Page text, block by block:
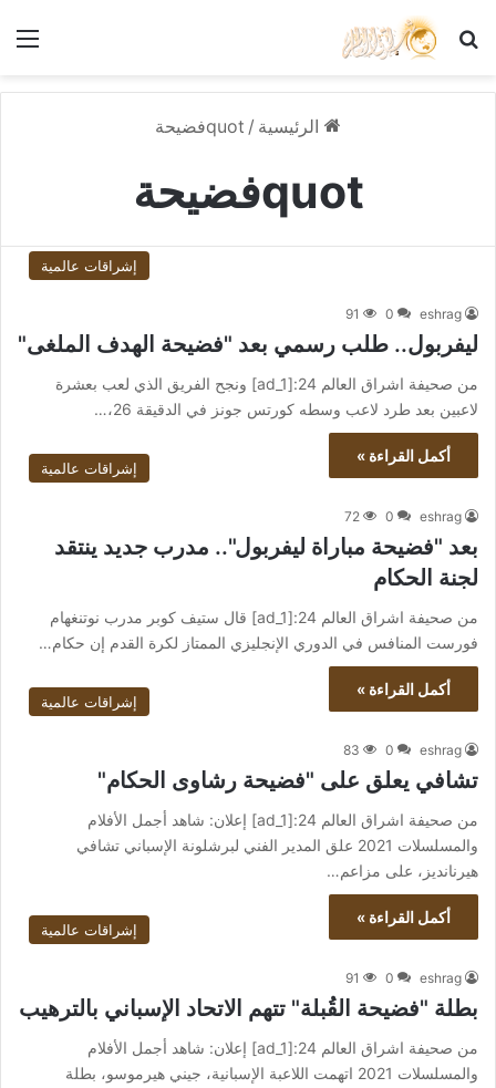
بحث عن
الرئيسية / quotفضيحة
quotفضيحة
إشراقات عالمية
eshrag
0
91
ليفربول.. طلب رسمي بعد "فضيحة الهدف الملغى"
من صحيفة اشراق العالم 24:[ad_1] ونجح الفريق الذي لعب بعشرة
لاعبين بعد طرد لاعب وسطه كورتس جونز في الدقيقة 26،…
أكمل القراءة »
إشراقات عالمية
eshrag
0
72
بعد "فضيحة مباراة ليفربول".. مدرب جديد ينتقد
لجنة الحكام
من صحيفة اشراق العالم 24:[ad_1] قال ستيف كوبر مدرب نوتنغهام
فورست المنافس في الدوري الإنجليزي الممتاز لكرة القدم إن حكام…
أكمل القراءة »
إشراقات عالمية
eshrag
0
83
تشافي يعلق على "فضيحة رشاوى الحكام"
من صحيفة اشراق العالم 24:[ad_1] إعلان: شاهد أجمل الأفلام
والمسلسلات 2021 علق المدير الفني لبرشلونة الإسباني تشافي
هيرنانديز، على مزاعم…
أكمل القراءة »
إشراقات عالمية
eshrag
0
91
بطلة "فضيحة القُبلة" تتهم الاتحاد الإسباني بالترهيب
من صحيفة اشراق العالم 24:[ad_1] إعلان: شاهد أجمل الأفلام
والمسلسلات 2021 اتهمت اللاعبة الإسبانية، جيني هيرموسو، بطلة